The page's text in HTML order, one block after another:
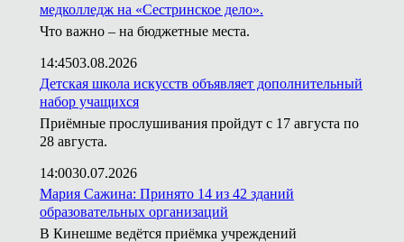
медколледж на «Сестринское дело».
Что важно – на бюджетные места.
14:4503.08.2026
Детская школа искусств объявляет дополнительный
набор учащихся
Приёмные прослушивания пройдут с 17 августа по
28 августа.
14:0030.07.2026
Мария Сажина: Принято 14 из 42 зданий
образовательных организаций
В Кинешме ведётся приёмка учреждений